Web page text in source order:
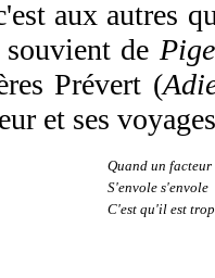
aux autres
de
Prévert (
et ses
Quand un facteur
S'envole s'envole
C'est qu'il est